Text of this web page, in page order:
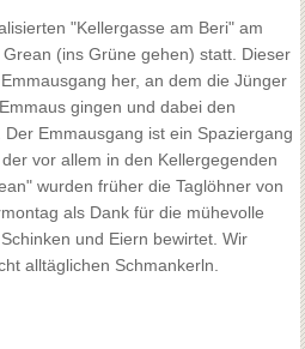
"Kellergasse am Beri" am
(ins Grüne gehen) statt. Dieser
her, an dem die Jünger
gingen und dabei den
Emmausgang ist ein Spaziergang
vor allem in den Kellergegenden
wurden früher die Taglöhner von
als Dank für die mühevolle
und Eiern bewirtet. Wir
alltäglichen Schmankerln.